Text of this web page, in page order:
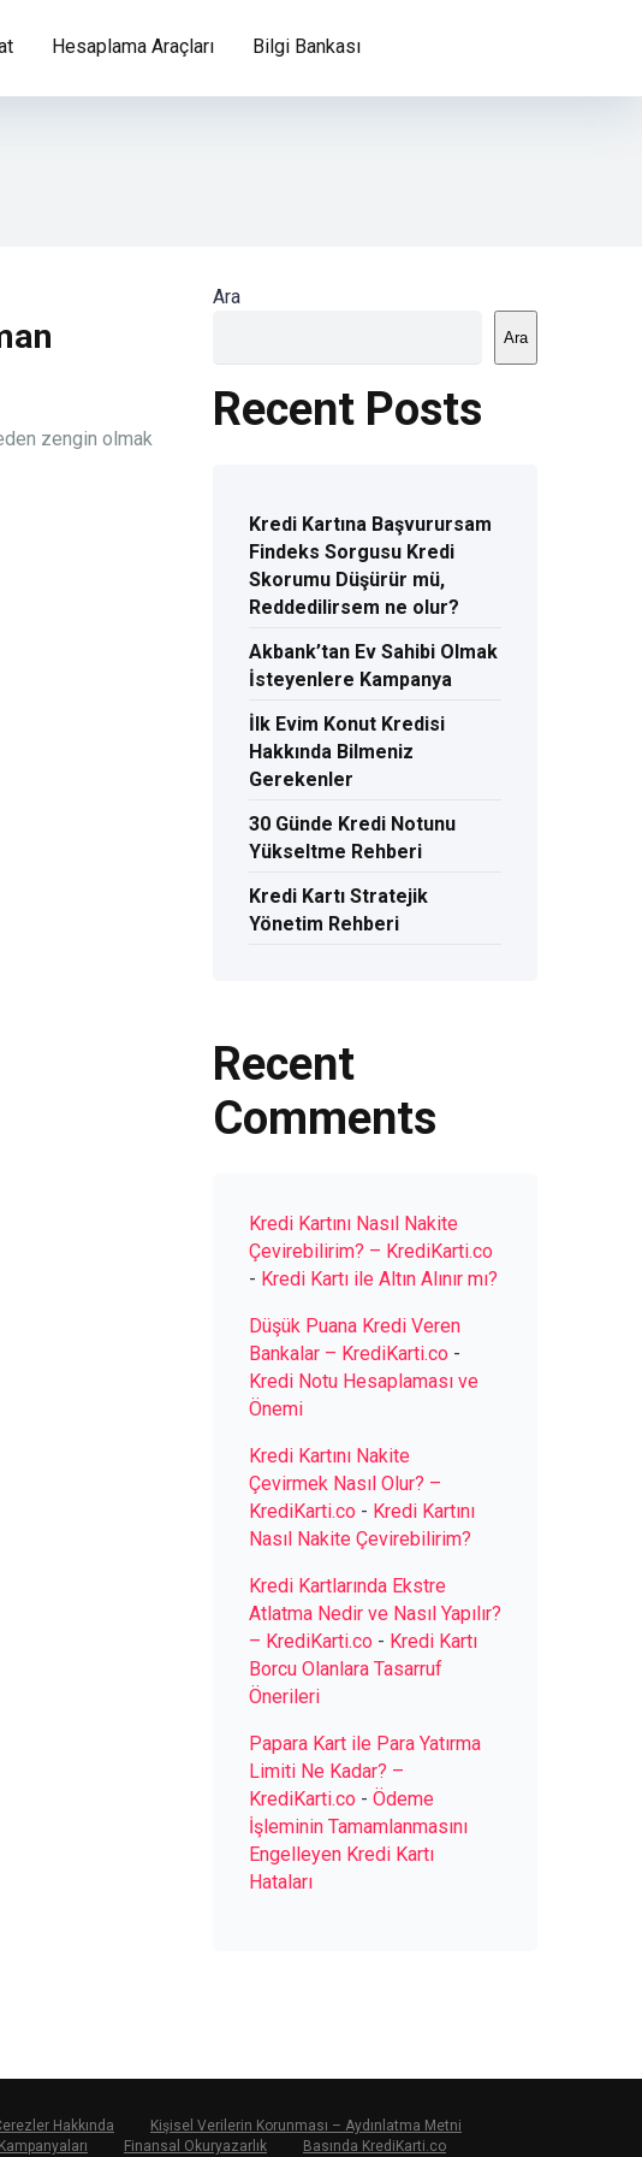
Hesaplama Araçları Bilgi Bankası
zengin olmak
Ara
Ara
Recent Posts
Kredi Kartına Başvurursam
Findeks Sorgusu Kredi
Skorumu Düşürür mü,
Reddedilirsem ne olur?
Akbank’tan Ev Sahibi Olmak
İsteyenlere Kampanya
İlk Evim Konut Kredisi
Hakkında Bilmeniz
Gerekenler
30 Günde Kredi Notunu
Yükseltme Rehberi
Kredi Kartı Stratejik
Yönetim Rehberi
Recent
Comments
Kredi Kartını Nasıl Nakite
Çevirebilirim? – KrediKarti.co
- Kredi Kartı ile Altın Alınır mı?
Düşük Puana Kredi Veren
Bankalar – KrediKarti.co -
Kredi Notu Hesaplaması ve
Önemi
Kredi Kartını Nakite
Çevirmek Nasıl Olur? –
KrediKarti.co - Kredi Kartını
Nasıl Nakite Çevirebilirim?
Kredi Kartlarında Ekstre
Atlatma Nedir ve Nasıl Yapılır?
– KrediKarti.co - Kredi Kartı
Borcu Olanlara Tasarruf
Önerileri
Papara Kart ile Para Yatırma
Limiti Ne Kadar? –
KrediKarti.co - Ödeme
İşleminin Tamamlanmasını
Engelleyen Kredi Kartı
Hataları
Hakkında
Kişisel Verilerin Korunması – Aydınlatma Metni
Finansal Okuryazarlık Basında KrediKarti.co